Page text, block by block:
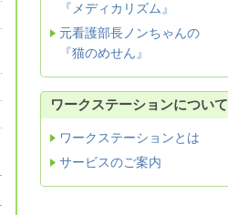
『メディカリズム』
元看護部長ノンちゃんの
『猫のめせん』
ワークステーションについて
ワークステーションとは
サービスのご案内